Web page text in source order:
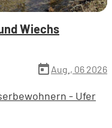
Wiechs
today Aug., 06 2026
- Ufer